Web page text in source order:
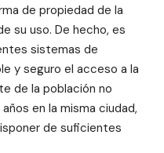
de propiedad de la
su uso. De hecho, es
sistemas de
y seguro el acceso a la
de la población no
en la misma ciudad,
de suficientes